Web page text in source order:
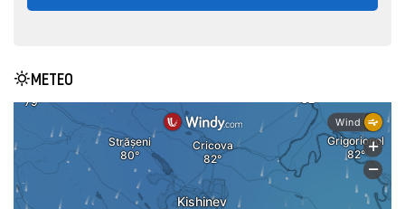
METEO